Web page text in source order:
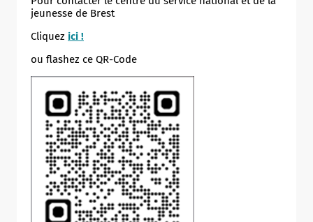
jeunesse de Brest
Cliquez ici !
ou flashez ce QR-Code